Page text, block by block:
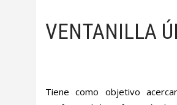
VENTANILLA
Tiene como objetivo